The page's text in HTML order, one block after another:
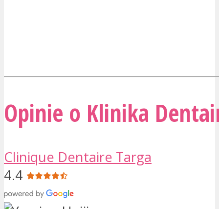
Opinie o Klinika
Clinique Dentaire Targa
4.4